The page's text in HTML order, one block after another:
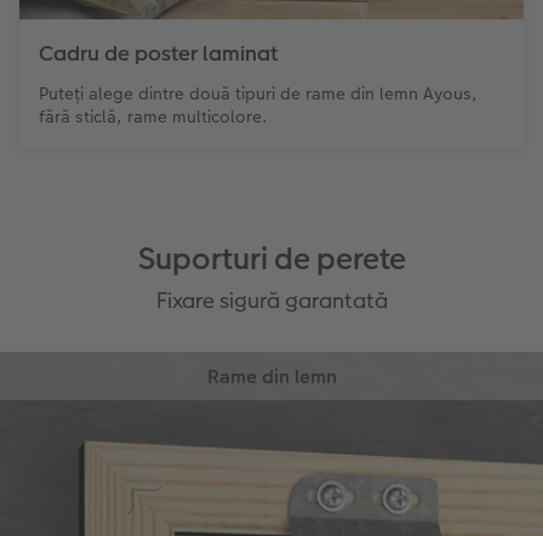
Cadru de poster laminat
Puteți alege dintre două tipuri de rame din lemn Ayous,
fără sticlă, rame multicolore.
Suporturi de perete
Fixare sigură garantată